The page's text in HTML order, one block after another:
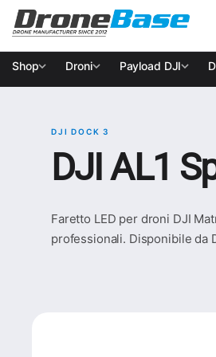
Salta alla navigazione
Salta al contenuto
Shop Droni Payload DJI
DJI DOCK 3
DJI AL1
Faretto LED per droni DJI
professionali. Disponibile da